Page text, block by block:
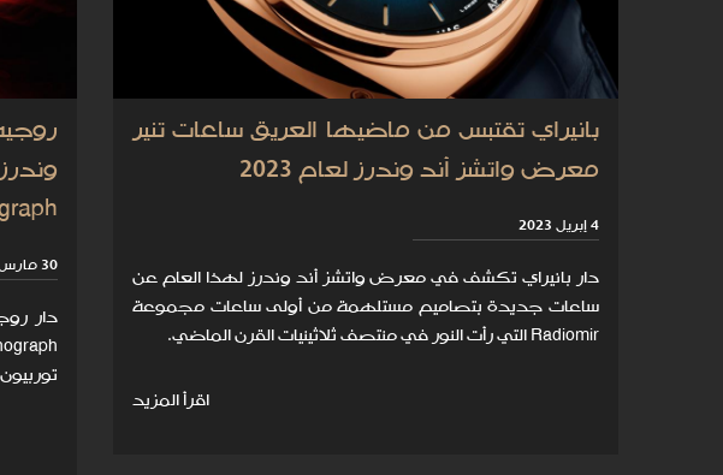
بانيراي تقتبس من ماضيها العريق ساعات تنير
معرض واتشز أند وندرز لعام 2023
4 إبريل 2023
دار بانيراي تكشف في معرض واتشز أند وندرز لهذا العام عن
ساعات جديدة بتصاميم مستلهمة من أولى ساعات مجموعة
Radiomir التي رأت النور في منتصف ثلاثينيات القرن الماضي.
اقرأ المزيد
30 مارس 2023
دار